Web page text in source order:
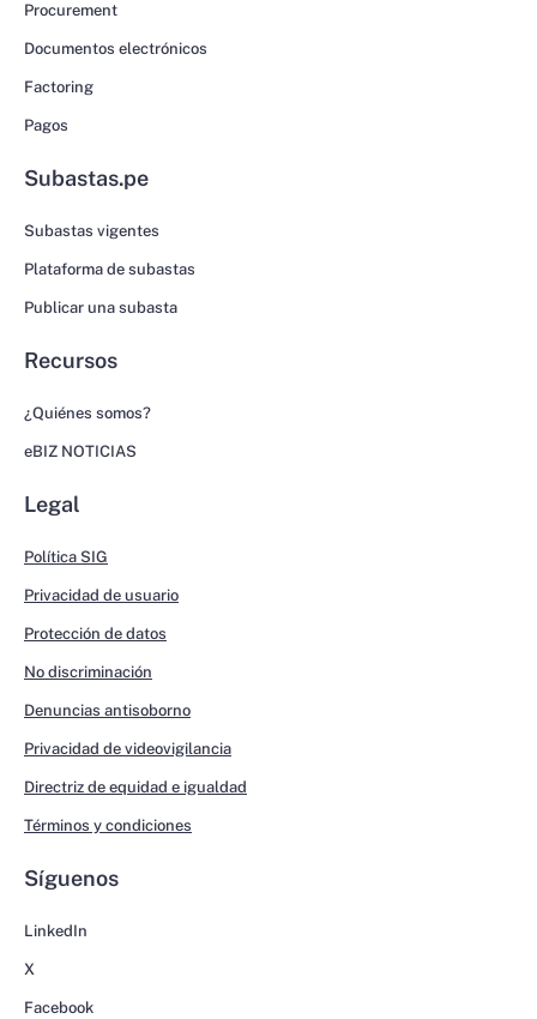
Procurement
Documentos electrónicos
Factoring
Pagos
Subastas.pe
Subastas vigentes
Plataforma de subastas
Publicar una subasta
Recursos
¿Quiénes somos?
eBIZ NOTICIAS
Legal
Política SIG
Privacidad de usuario
Protección de datos
No discriminación
Denuncias antisoborno
Privacidad de videovigilancia
Directriz de equidad e igualdad
Términos y condiciones
Síguenos
LinkedIn
X
Facebook